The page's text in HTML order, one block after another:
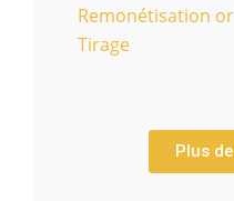
Remonétisation or
Tirage
Plus